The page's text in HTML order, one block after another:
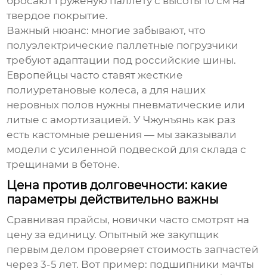
твердое покрытие.
Важный нюанс: многие забывают, что
полуэлектрические паллетные погрузчики
требуют адаптации под российские шины.
Европейцы часто ставят жесткие
полиуретановые колеса, а для наших
неровных полов нужны пневматические или
литые с амортизацией. У Чжунъянь как раз
есть кастомные решения — мы заказывали
модели с усиленной подвеской для склада с
трещинами в бетоне.
Цена против долговечности: какие
параметры действительно важны
Сравнивая прайсы, новички часто смотрят на
цену за единицу. Опытный же закупщик
первым делом проверяет стоимость запчастей
через 3-5 лет. Вот пример: подшипники мачты